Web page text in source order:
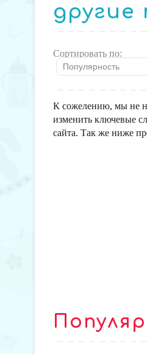
другие
Сортировать по:
Популярность
К сожелению, мы не
изменить ключевые
сайта. Так же ниже